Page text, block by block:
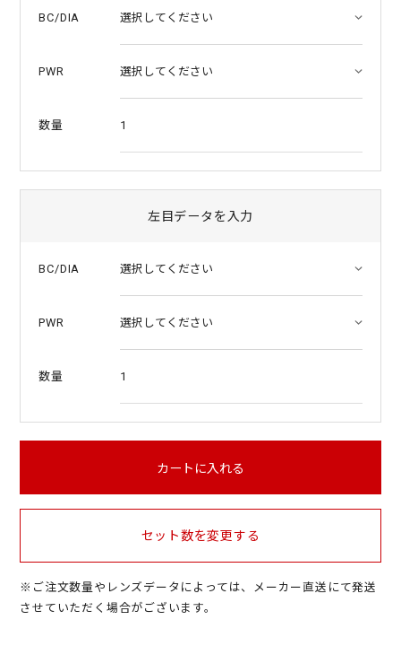
BC/DIA
PWR
数量 1
左目データを入力
BC/DIA
PWR
数量 1
カートに入れる
セット数を変更する
※ご注文数量やレンズデータによっては、メーカー直送にて発送
させていただく場合がございます。